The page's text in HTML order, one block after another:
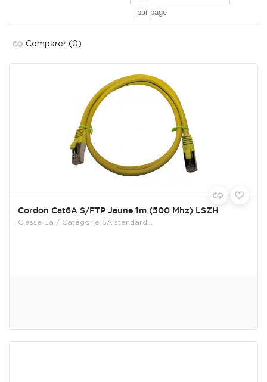
par page
Comparer (0)
Cordon Cat6A S/FTP Jaune 1m (500 Mhz) LSZH
Classe Ea / Catégorie 6A standard...